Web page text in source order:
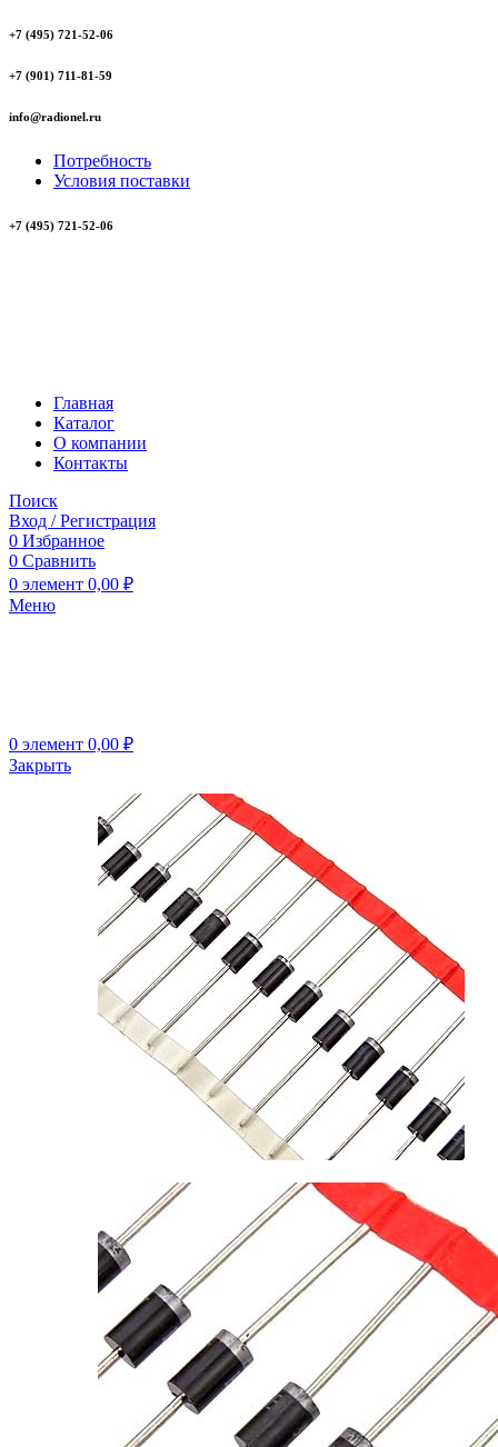
+7 (495) 721-52-06
+7 (901) 711-81-59
info@radionel.ru
Потребность
Условия поставки
+7 (495) 721-52-06
Главная
Каталог
О компании
Контакты
Поиск
Вход / Регистрация
0 Избранное
0 Сравнить
0 элемент 0,00 ₽
Меню
0 элемент 0,00 ₽
Закрыть